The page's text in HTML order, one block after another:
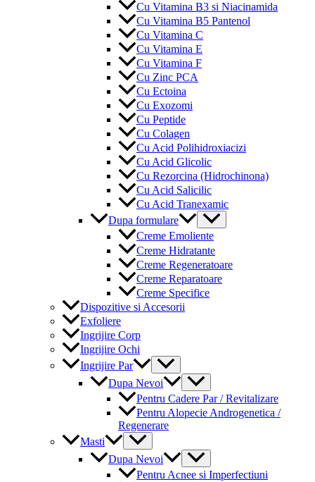
Cu Vitamina B3 si Niacinamida
Cu Vitamina B5 Pantenol
Cu Vitamina C
Cu Vitamina E
Cu Vitamina F
Cu Zinc PCA
Cu Ectoina
Cu Exozomi
Cu Peptide
Cu Colagen
Cu Acid Polihidroxiacizi
Cu Acid Glicolic
Cu Rezorcina (Hidrochinona)
Cu Acid Salicilic
Cu Acid Tranexamic
Dupa formulare
Menu
Toggle
Creme Emoliente
Creme Hidratante
Creme Regeneratoare
Creme Reparatoare
Creme Specifice
Dispozitive si Accesorii
Exfoliere
Ingrijire Corp
Ingrijire Ochi
Ingrijire Par
Menu
Toggle
Dupa Nevoi
Menu
Toggle
Pentru Cadere Par / Revitalizare
Pentru Alopecie Androgenetica /
Regenerare
Masti
Menu
Toggle
Dupa Nevoi
Menu
Toggle
Pentru Acnee si Imperfectiuni